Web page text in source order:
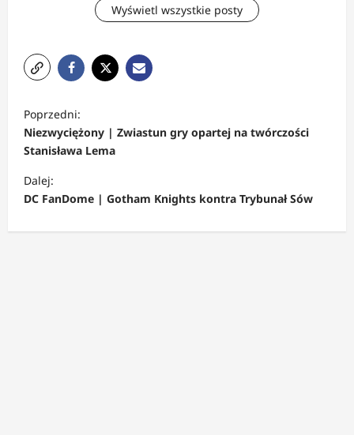
Wyświetl wszystkie posty
o
b
a
c
z
Poprzedni:
Niezwyciężony | Zwiastun gry opartej na twórczości
Stanisława Lema
Dalej:
DC FanDome | Gotham Knights kontra Trybunał Sów